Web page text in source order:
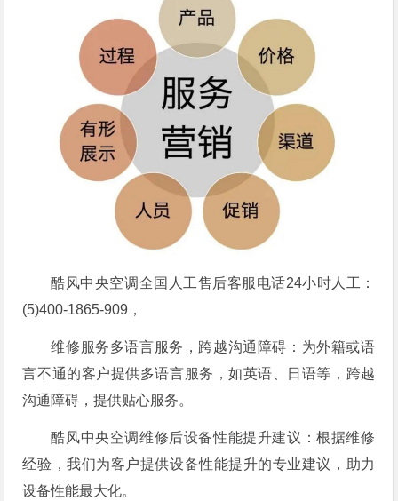
酷风中央空调全国人工售后客服电话24小时人工：
(5)400-1865-909，
维修服务多语言服务，跨越沟通障碍：为外籍或语
言不通的客户提供多语言服务，如英语、日语等，跨越
沟通障碍，提供贴心服务。
酷风中央空调维修后设备性能提升建议：根据维修
经验，我们为客户提供设备性能提升的专业建议，助力
设备性能最大化。